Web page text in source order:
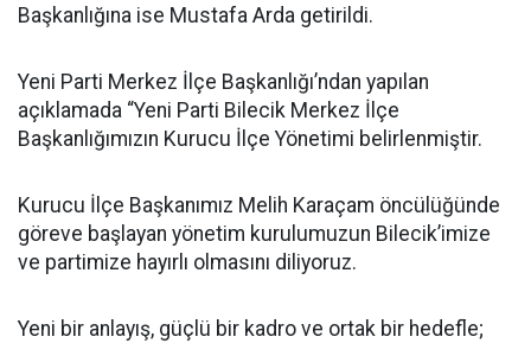
Başkanlığına ise Mustafa Arda getirildi.
Yeni Parti Merkez İlçe Başkanlığı’ndan yapılan
açıklamada “Yeni Parti Bilecik Merkez İlçe
Başkanlığımızın Kurucu İlçe Yönetimi belirlenmiştir.
Kurucu İlçe Başkanımız Melih Karaçam öncülüğünde
göreve başlayan yönetim kurulumuzun Bilecik’imize
ve partimize hayırlı olmasını diliyoruz.
Yeni bir anlayış, güçlü bir kadro ve ortak bir hedefle;